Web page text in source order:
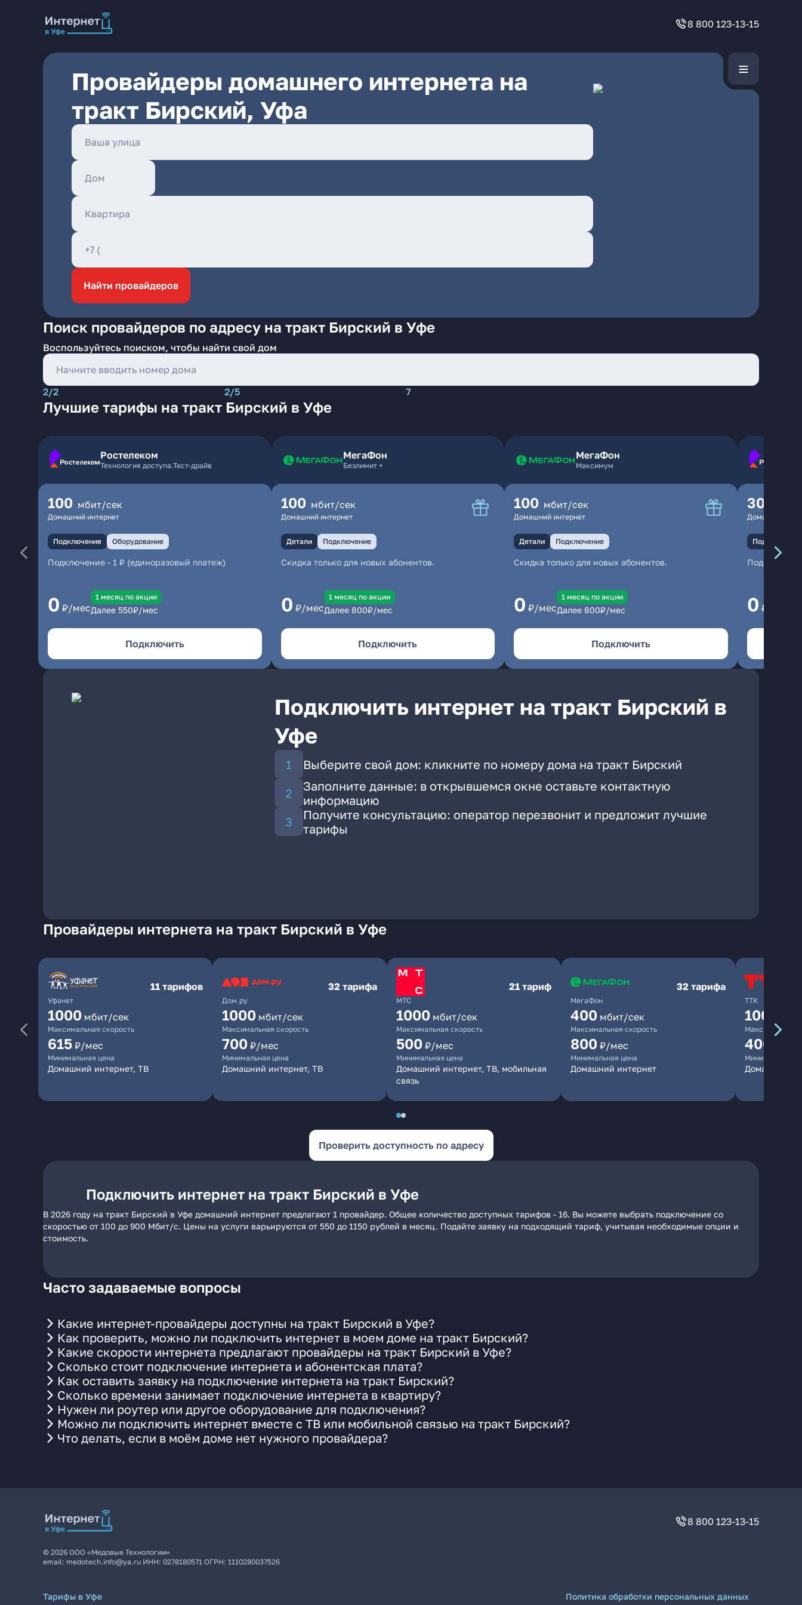
8 800 123-13-15
Провайдеры домашнего интернета на
тракт Бирский, Уфа
Найти провайдеров
Поиск провайдеров по адресу на тракт Бирский в Уфе
Воспользуйтесь поиском, чтобы найти свой дом
2/2 2/5 7
Лучшие тарифы на тракт Бирский в Уфе
Ростелеком
Технология доступа.Тест-драйв
100 мбит/сек
Домашний интернет
Подключение Оборудование
Подключение - 1 ₽ (единоразовый платеж)
0 ₽/мес
1 месяц по акции
Далее 550₽/мес
Подключить
МегаФон
Безлимит +
100 мбит/сек
Домашний интернет
Детали Подключение
Скидка только для новых абонентов.
0 ₽/мес
1 месяц по акции
Далее 800₽/мес
Подключить
МегаФон
Максимум
100 мбит/сек
Домашний интернет
Детали Подключение
Скидка только для новых абонентов.
0 ₽/мес
1 месяц по акции
Далее 800₽/мес
Подключить
300
Домашний
Подключение
0 ₽/мес
Подключить интернет на тракт Бирский в
Уфе
Выберите свой дом: кликните по номеру дома на тракт Бирский
Заполните данные: в открывшемся окне оставьте контактную
информацию
Получите консультацию: оператор перезвонит и предложит лучшие
тарифы
Провайдеры интернета на тракт Бирский в Уфе
Уфанет
11 тарифов
1000 мбит/сек
Максимальная скорость
615 ₽/мес
Минимальная цена
Домашний интернет, ТВ
Дом.ру
32 тарифа
1000 мбит/сек
Максимальная скорость
700 ₽/мес
Минимальная цена
Домашний интернет, ТВ
МТС
21 тариф
1000 мбит/сек
Максимальная скорость
500 ₽/мес
Минимальная цена
Домашний интернет, ТВ, мобильная
связь
МегаФон
32 тарифа
400 мбит/сек
Максимальная скорость
800 ₽/мес
Минимальная цена
Домашний интернет
ТТК
100
Максимальная
400
Минимальная
Домашний
Проверить доступность по адресу
Подключить интернет на тракт Бирский в Уфе
В 2026 году на тракт Бирский в Уфе домашний интернет предлагают 1 провайдер. Общее количество доступных тарифов - 16. Вы можете выбрать подключение со
скоростью от 100 до 900 Мбит/с. Цены на услуги варьируются от 550 до 1150 рублей в месяц. Подайте заявку на подходящий тариф, учитывая необходимые опции и
стоимость.
Часто задаваемые вопросы
Какие интернет-провайдеры доступны на тракт Бирский в Уфе?
Как проверить, можно ли подключить интернет в моем доме на тракт Бирский?
Какие скорости интернета предлагают провайдеры на тракт Бирский в Уфе?
Сколько стоит подключение интернета и абонентская плата?
Как оставить заявку на подключение интернета на тракт Бирский?
Сколько времени занимает подключение интернета в квартиру?
Нужен ли роутер или другое оборудование для подключения?
Можно ли подключить интернет вместе с ТВ или мобильной связью на тракт Бирский?
Что делать, если в моём доме нет нужного провайдера?
8 800 123-13-15
© 2026 ООО «Медовые Технологии»
email: medotech.info@ya.ru ИНН: 0278180571 ОГРН: 1110280037526
Тарифы в Уфе
Политика обработки персональных данных